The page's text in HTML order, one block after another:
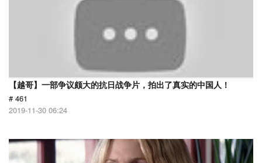
【越哥】一部争议颇大的抗日战争片，拍出了真实的中国人！
# 461
2019-11-30 06:24